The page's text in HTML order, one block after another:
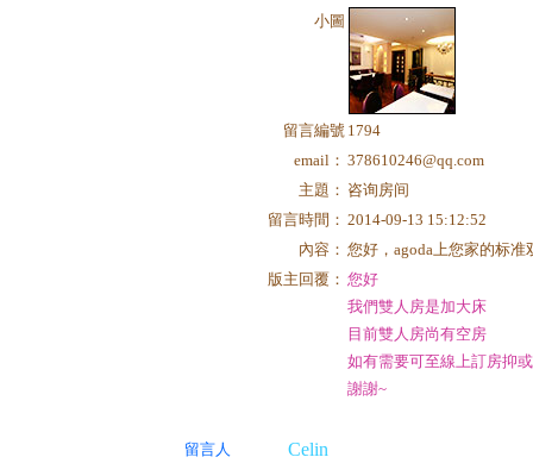
小圖
留言編號 1794
email： 378610246@qq.com
主題： 咨询房间
留言時間： 2014-09-13 15:12:52
內容： 您好，agoda上您家的标
版主回覆： 您好
我們雙人房是加大床
目前雙人房尚有空房
如有需要可至線上訂房抑
謝謝~
留言人 Celin